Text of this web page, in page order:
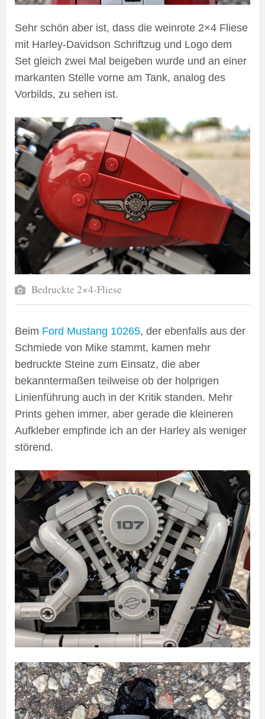
Sehr schön aber ist, dass die weinrote 2×4 Fliese
mit Harley-Davidson Schriftzug und Logo dem
Set gleich zwei Mal beigeben wurde und an einer
markanten Stelle vorne am Tank, analog des
Vorbilds, zu sehen ist.
Bedruckte 2×4-Fliese
Beim Ford Mustang 10265, der ebenfalls aus der
Schmiede von Mike stammt, kamen mehr
bedruckte Steine zum Einsatz, die aber
bekanntermaßen teilweise ob der holprigen
Linienführung auch in der Kritik standen. Mehr
Prints gehen immer, aber gerade die kleineren
Aufkleber empfinde ich an der Harley als weniger
störend.